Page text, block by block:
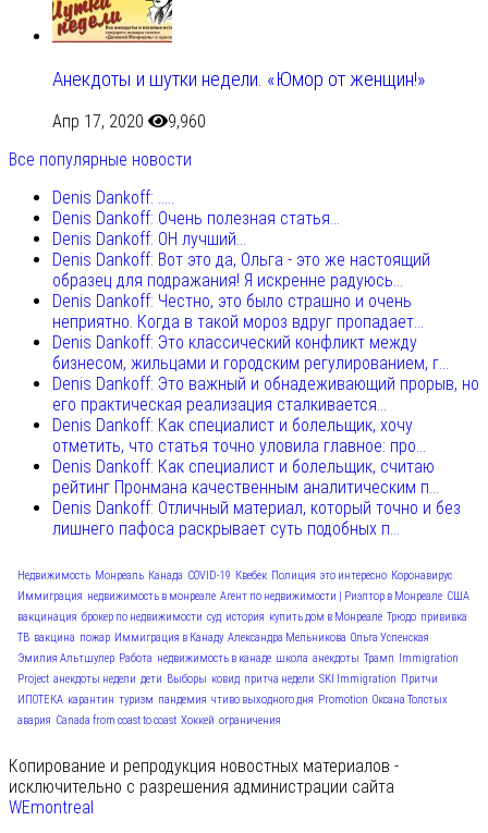
Анекдоты и шутки недели. «Юмор от женщин!»
Апр 17, 2020
9,960
Все популярные новости
Denis Dankoff: .....
Denis Dankoff: Очень полезная статья...
Denis Dankoff: ОН лучший...
Denis Dankoff: Вот это да, Ольга - это же настоящий
образец для подражания! Я искренне радуюсь...
Denis Dankoff: Честно, это было страшно и очень
неприятно. Когда в такой мороз вдруг пропадает...
Denis Dankoff: Это классический конфликт между
бизнесом, жильцами и городским регулированием, г...
Denis Dankoff: Это важный и обнадеживающий прорыв, но
его практическая реализация сталкивается...
Denis Dankoff: Как специалист и болельщик, хочу
отметить, что статья точно уловила главное: про...
Denis Dankoff: Как специалист и болельщик, считаю
рейтинг Пронмана качественным аналитическим п...
Denis Dankoff: Отличный материал, который точно и без
лишнего пафоса раскрывает суть подобных п...
Недвижимость Монреаль Канада COVID-19 Квебек Полиция это интересно Коронавирус
Иммиграция недвижимость в монреале Агент по недвижимости | Риэлтор в Монреале США
вакцинация брокер по недвижимости суд история купить дом в Монреале Трюдо прививка
ТВ вакцина пожар Иммиграция в Канаду Александра Мельникова Ольга Успенская
Эмилия Альтшулер Работа недвижимость в канаде школа анекдоты Трамп
Immigration
Project анекдоты недели дети Выборы ковид притча недели SKI Immigration Притчи
ИПОТЕКА карантин туризм пандемия чтиво выходного дня Promotion Оксана Толстых
авария Canada from coast to coast Хоккей ограничения
Копирование и репродукция новостных материалов -
исключительно с разрешения администрации сайта
WEmontreal